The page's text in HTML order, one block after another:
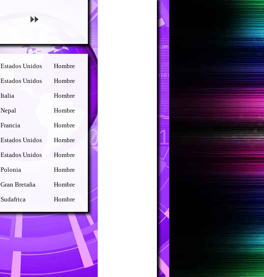
Estados Unidos Hombre
Estados Unidos Hombre
Italia Hombre
Nepal Hombre
Francia Hombre
Estados Unidos Hombre
Estados Unidos Hombre
Polonia Hombre
Gran Bretaña Hombre
Sudafrica Hombre